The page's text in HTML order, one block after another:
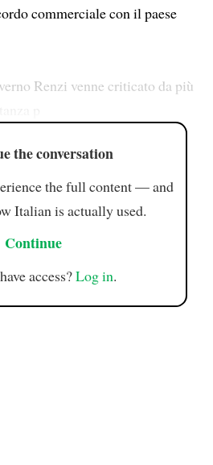
commerciale con il paese
Renzi venne criticato da più
the conversation
the full content — and
Italian is actually used.
Continue
access?Log in.